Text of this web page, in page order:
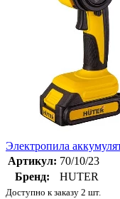
Электропила
Артикул: 70/10/23
Бренд:
HUTER
Доступно к заказу 2 шт.